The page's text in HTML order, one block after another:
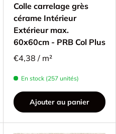
Colle carrelage grès
cérame Intérieur
Extérieur max.
60x60cm - PRB Col Plus
€4,38 / m²
En stock (257 unités)
Ajouter au panier